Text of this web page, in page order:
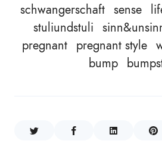
schwangerschaft sense
stuliundstuli
pregnant pregnant style
bump